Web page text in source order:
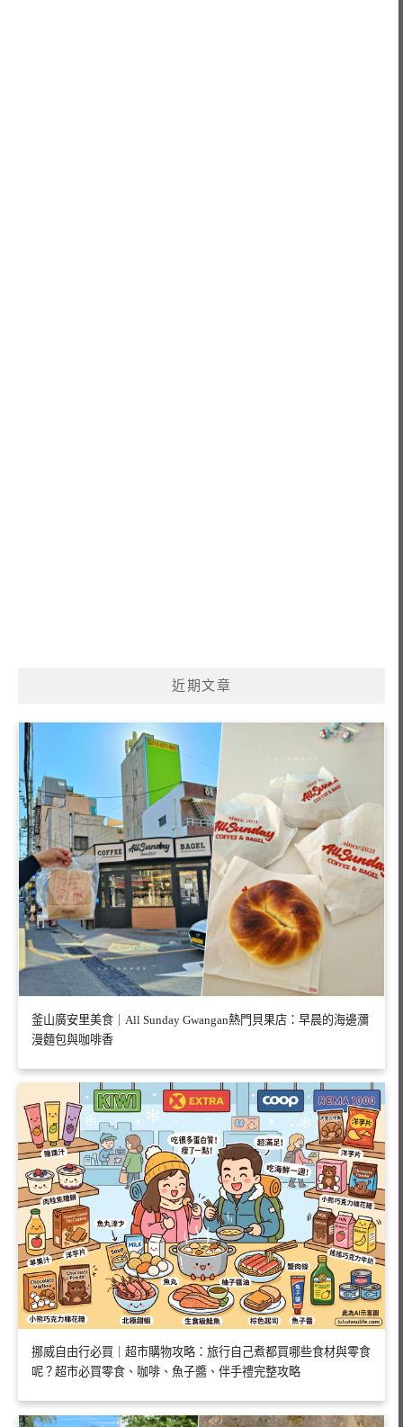
近期文章
釜山廣安里美食｜All Sunday Gwangan熱門貝果店：早晨的海邊瀰
漫麵包與咖啡香
挪威自由行必買｜超市購物攻略：旅行自己煮都買哪些食材與零食
呢？超市必買零食、咖啡、魚子醬、伴手禮完整攻略